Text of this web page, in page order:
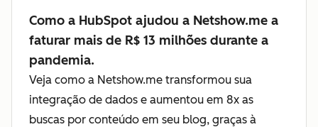
Como a HubSpot ajudou a Netshow.me a
faturar mais de R$ 13 milhões durante a
pandemia.
Veja como a Netshow.me transformou sua
integração de dados e aumentou em 8x as
buscas por conteúdo em seu blog, graças à